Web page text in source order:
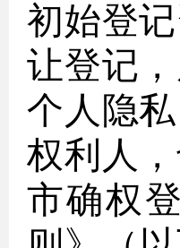
初始登
让登记
个人隐
权利人
市确权